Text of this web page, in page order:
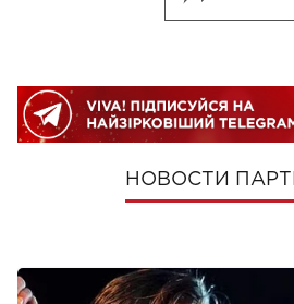
НОВОСТИ